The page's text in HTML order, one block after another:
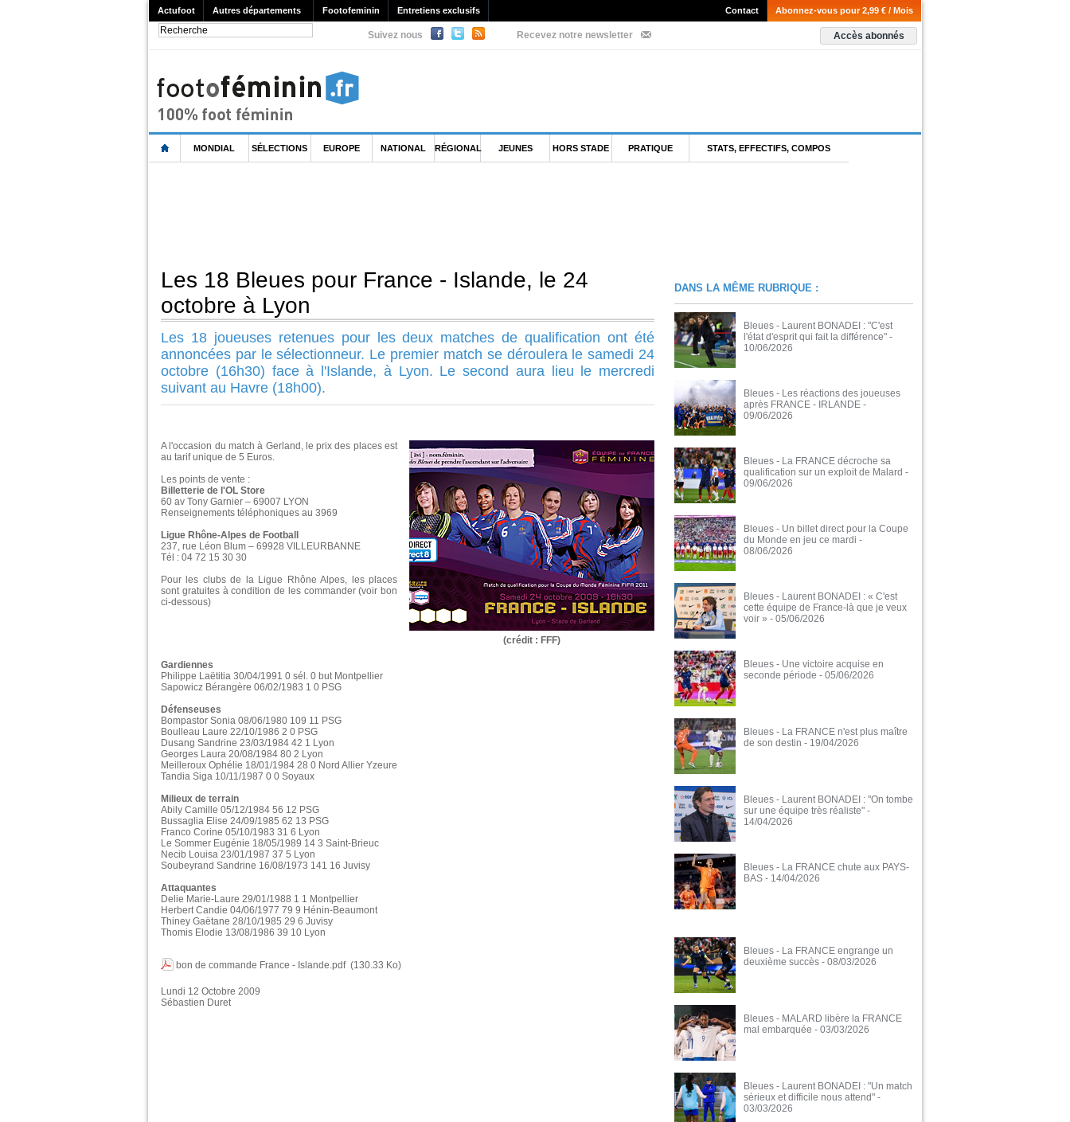
Actufoot Autres départements Footofeminin Entretiens exclusifs Abonnez-vous pour 2,99 € / Mois
Contact
Suivez nous Recevez notre newsletter Accès abonnés
MONDIAL SÉLECTIONS EUROPE NATIONAL RÉGIONAL JEUNES HORS STADE PRATIQUE STATS, EFFECTIFS, COMPOS
Les 18 Bleues pour France - Islande, le 24
octobre à Lyon
Les 18 joueuses retenues pour les deux matches de qualification ont été
annoncées par le sélectionneur. Le premier match se déroulera le samedi 24
octobre (16h30) face à l'Islande, à Lyon. Le second aura lieu le mercredi
suivant au Havre (18h00).
(crédit : FFF)
A l'occasion du match à Gerland, le prix des places est
au tarif unique de 5 Euros.
Les points de vente :
Billetterie de l'OL Store
60 av Tony Garnier – 69007 LYON
Renseignements téléphoniques au 3969
Ligue Rhône-Alpes de Football
237, rue Léon Blum – 69928 VILLEURBANNE
Tél : 04 72 15 30 30
Pour les clubs de la Ligue Rhône Alpes, les places
sont gratuites à condition de les commander (voir bon
ci-dessous)
Gardiennes
Philippe Laëtitia 30/04/1991 0 sél. 0 but Montpellier
Sapowicz Bérangère 06/02/1983 1 0 PSG
Défenseuses
Bompastor Sonia 08/06/1980 109 11 PSG
Boulleau Laure 22/10/1986 2 0 PSG
Dusang Sandrine 23/03/1984 42 1 Lyon
Georges Laura 20/08/1984 80 2 Lyon
Meilleroux Ophélie 18/01/1984 28 0 Nord Allier Yzeure
Tandia Siga 10/11/1987 0 0 Soyaux
Milieux de terrain
Abily Camille 05/12/1984 56 12 PSG
Bussaglia Elise 24/09/1985 62 13 PSG
Franco Corine 05/10/1983 31 6 Lyon
Le Sommer Eugénie 18/05/1989 14 3 Saint-Brieuc
Necib Louisa 23/01/1987 37 5 Lyon
Soubeyrand Sandrine 16/08/1973 141 16 Juvisy
Attaquantes
Delie Marie-Laure 29/01/1988 1 1 Montpellier
Herbert Candie 04/06/1977 79 9 Hénin-Beaumont
Thiney Gaëtane 28/10/1985 29 6 Juvisy
Thomis Elodie 13/08/1986 39 10 Lyon
bon de commande France - Islande.pdf (130.33 Ko)
Lundi 12 Octobre 2009
Sébastien Duret
DANS LA MÊME RUBRIQUE :
Bleues - Laurent BONADEI : "C'est
l'état d'esprit qui fait la différence" -
10/06/2026
Bleues - Les réactions des joueuses
après FRANCE - IRLANDE -
09/06/2026
Bleues - La FRANCE décroche sa
qualification sur un exploit de Malard -
09/06/2026
Bleues - Un billet direct pour la Coupe
du Monde en jeu ce mardi -
08/06/2026
Bleues - Laurent BONADEI : « C'est
cette équipe de France-là que je veux
voir » - 05/06/2026
Bleues - Une victoire acquise en
seconde période - 05/06/2026
Bleues - La FRANCE n'est plus maître
de son destin - 19/04/2026
Bleues - Laurent BONADEI : "On tombe
sur une équipe très réaliste" -
14/04/2026
Bleues - La FRANCE chute aux PAYS-
BAS - 14/04/2026
Bleues - La FRANCE engrange un
deuxième succès - 08/03/2026
Bleues - MALARD libère la FRANCE
mal embarquée - 03/03/2026
Bleues - Laurent BONADEI : "Un match
sérieux et difficile nous attend" -
03/03/2026